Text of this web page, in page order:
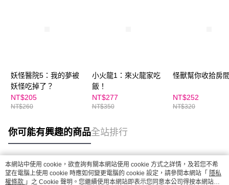
妖怪醫院5：我的夢被
妖怪吃掉了？
NT$205
NT$260
小火龍1：來火龍家吃
飯！
NT$277
NT$350
怪獸幫你收拾房
NT$252
NT$320
你可能有興趣的商品全站排行
熱門標籤
本網站中使用 cookie，欲查詢有關本網站使用 cookie 方式之詳情，及若您不希
望在電腦上使用 cookie 時應如何變更電腦的 cookie 設定，請參閱本網站「 隱私
權條款 」之 Cookie 聲明。您繼續使用本網站即表示您同意本公司得按本網站使